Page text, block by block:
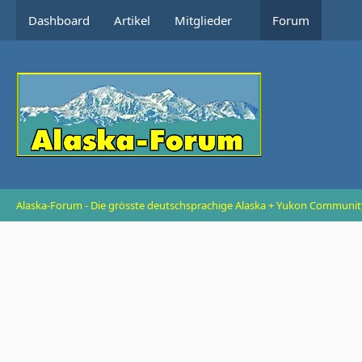
Dashboard Artikel Mitglieder Forum
Alaska-Forum - Die grösste deutschsprachige Alaska + Yukon